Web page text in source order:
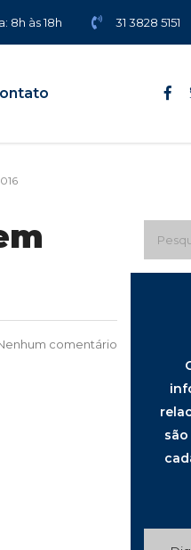
8h às 18h 31 3828 5151
comentário